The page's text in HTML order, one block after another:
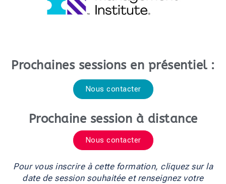
Prochaines sessions en présentiel :
Nous contacter
Prochaine session à distance
Nous contacter
Pour vous inscrire à cette formation, cliquez sur la
date de session souhaitée et renseignez votre